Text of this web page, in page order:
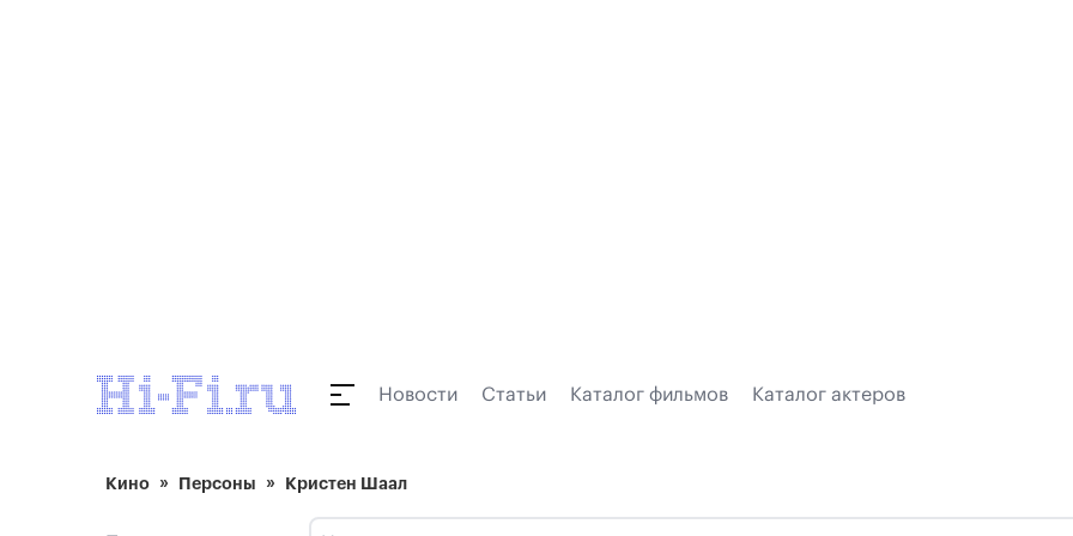
Новости Статьи Каталог фильмов Каталог актеров
Кино Персоны Кристен Шаал